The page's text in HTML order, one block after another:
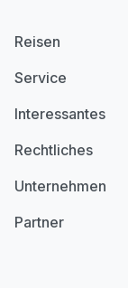
Reisen
Service
Interessantes
Rechtliches
Unternehmen
Partner